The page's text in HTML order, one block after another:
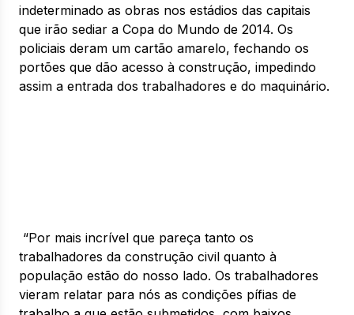
indeterminado as obras nos estádios das capitais
que irão sediar a Copa do Mundo de 2014. Os
policiais deram um cartão amarelo, fechando os
portões que dão acesso à construção, impedindo
assim a entrada dos trabalhadores e do maquinário.
“Por mais incrível que pareça tanto os
trabalhadores da construção civil quanto à
população estão do nosso lado. Os trabalhadores
vieram relatar para nós as condições pífias de